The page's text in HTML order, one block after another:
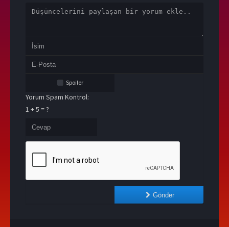
Spoiler
Yorum Spam Kontrol:
1 + 5 = ?
Gönder